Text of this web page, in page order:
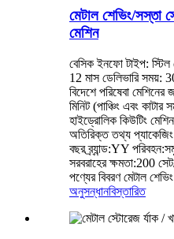
মেটাল শেভিং/সস্তা
মেশিন
বেসিক ইনফো টাইপ: স্টিল
12 মাস ডেলিভারি সময়:
বিদেশে পরিষেবা
মিনিট (পাঞ্চিং এবং
হাইড্রোলিক কিউটিং
অতিরিক্ত তথ্য
বছর ব্র্যান্ড:YY
সরবরাহের ক্ষমতা:200
পণ্যের বিবরণ মেটাল
অনুসন্ধানবিস্তারিত